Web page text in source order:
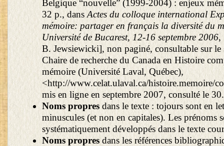
Belgique “nouvelle” (1999-2004) : enjeux
32 p., dansActes du colloque international
mémoire: partager en français la diversité du
Université de Bucarest, 12-16 septembre 2006,
B. Jewsiewicki], non paginé, consultable sur le
Chaire de recherche du Canada en Histoire
mémoire (Université Laval, Québec),
<http://www.celat.ulaval.ca/histoire.memoire/
mis en ligne en septembre 2007, consulté le
Noms propresdans le texte : tojours sont en
minuscules (et non en capitales). Les prénoms
systématiquement développés dans le texte
Noms propresdans les références